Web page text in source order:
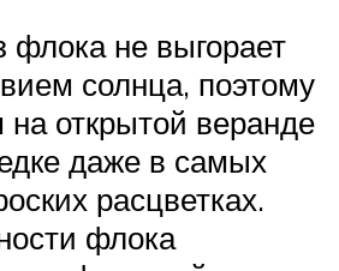
флока не выгорает
солнца, поэтому
открытой веранде
даже в самых
расцветках.
флока